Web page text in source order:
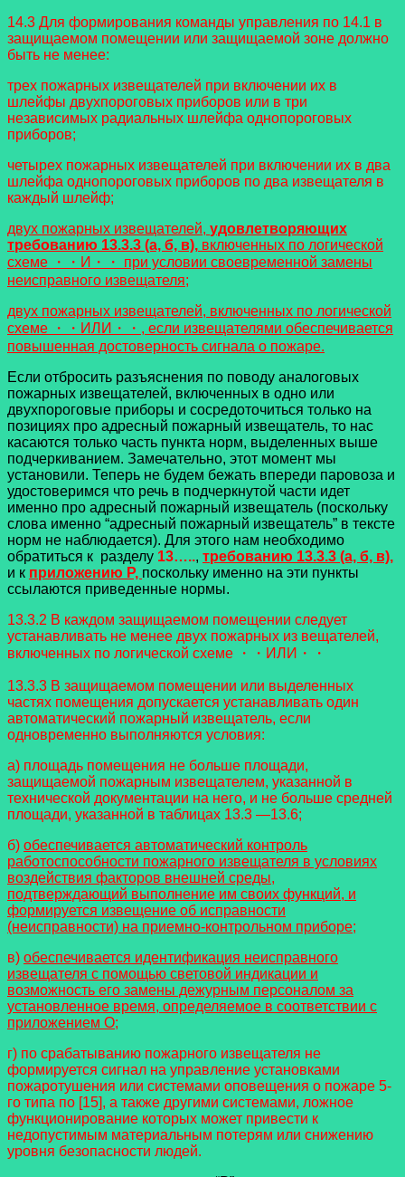
14.3 Для формирования команды управления по 14.1 в
защищаемом помещении или защищаемой зоне должно
быть не менее:
трех пожарных извещателей при включении их в
шлейфы двухпороговых приборов или в три
независимых радиальных шлейфа однопороговых
приборов;
четырех пожарных извещателей при включении их в два
шлейфа однопороговых приборов по два извещателя в
каждый шлейф;
двух пожарных извещателей, удовлетворяющих
требованию 13.3.3 (а, б, в), включенных по логической
схеме ・・И・・ при условии своевременной замены
неисправного извещателя;
двух пожарных извещателей, включенных по логической
схеме ・・ИЛИ・・, если извещателями обеспечивается
повышенная достоверность сигнала о пожаре.
Если отбросить разъяснения по поводу аналоговых
пожарных извещателей, включенных в одно или
двухпороговые приборы и сосредоточиться только на
позициях про адресный пожарный извещатель, то нас
касаются только часть пункта норм, выделенных выше
подчеркиванием. Замечательно, этот момент мы
установили. Теперь не будем бежать впереди паровоза и
удостоверимся что речь в подчеркнутой части идет
именно про адресный пожарный извещатель (поскольку
слова именно “адресный пожарный извещатель” в тексте
норм не наблюдается). Для этого нам необходимо
обратиться к разделу 13….., требованию 13.3.3 (а, б, в),
и к приложению Р, поскольку именно на эти пункты
ссылаются приведенные нормы.
13.3.2 В каждом защищаемом помещении следует
устанавливать не менее двух пожарных из вещателей,
включенных по логической схеме ・・ИЛИ・・
13.3.3 В защищаемом помещении или выделенных
частях помещения допускается устанавливать один
автоматический пожарный извещатель, если
одновременно выполняются условия:
а) площадь помещения не больше площади,
защищаемой пожарным извещателем, указанной в
технической документации на него, и не больше средней
площади, указанной в таблицах 13.3 —13.6;
б) обеспечивается автоматический контроль
работоспособности пожарного извещателя в условиях
воздействия факторов внешней среды,
подтверждающий выполнение им своих функций, и
формируется извещение об исправности
(неисправности) на приемно-контрольном приборе;
в) обеспечивается идентификация неисправного
извещателя с помощью световой индикации и
возможность его замены дежурным персоналом за
установленное время, определяемое в соответствии с
приложением О;
г) по срабатыванию пожарного извещателя не
формируется сигнал на управление установками
пожаротушения или системами оповещения о пожаре 5-
го типа по [15], а также другими системами, ложное
функционирование которых может привести к
недопустимым материальным потерям или снижению
уровня безопасности людей.